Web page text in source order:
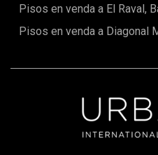
Pisos en venda a El Raval,
Pisos en venda a Diagonal